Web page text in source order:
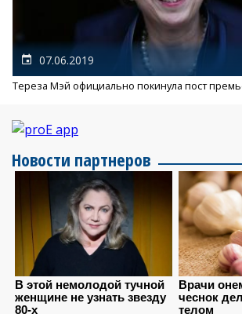
07.06.2019
Тереза Мэй официально покинула пост
Новости партнеров